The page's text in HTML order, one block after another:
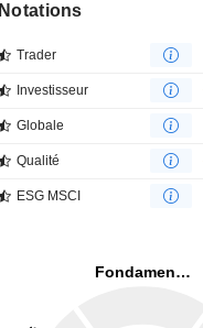
Notations
Trader
Investisseur
Globale
Qualité
ESG MSCI